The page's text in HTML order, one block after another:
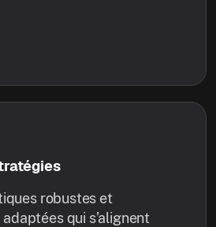
robustes et
qui s’alignent